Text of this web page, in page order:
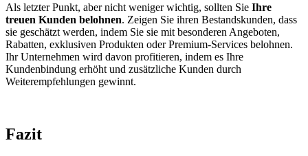
Als letzter Punkt, aber nicht weniger wichtig, sollten Sie Ihre
treuen Kunden belohnen. Zeigen Sie ihren Bestandskunden, dass
sie geschätzt werden, indem Sie sie mit besonderen Angeboten,
Rabatten, exklusiven Produkten oder Premium-Services belohnen.
Ihr Unternehmen wird davon profitieren, indem es Ihre
Kundenbindung erhöht und zusätzliche Kunden durch
Weiterempfehlungen gewinnt.
Fazit